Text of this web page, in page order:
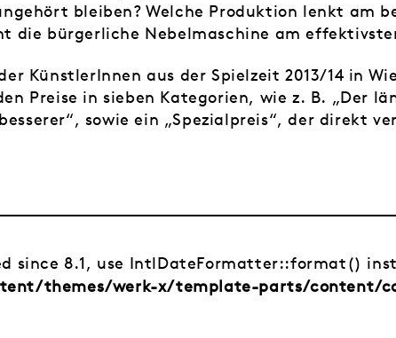
bleiben? Welche Produktion lenkt am
die bürgerliche Nebelmaschine am
KünstlerInnen aus der Spielzeit 2013/14 in
Preise in sieben Kategorien, wie z. B. „Der
sowie ein „Spezialpreis“, der direkt
since 8.1, use IntlDateFormatter::format()
themes/werk-x/template-parts/content/